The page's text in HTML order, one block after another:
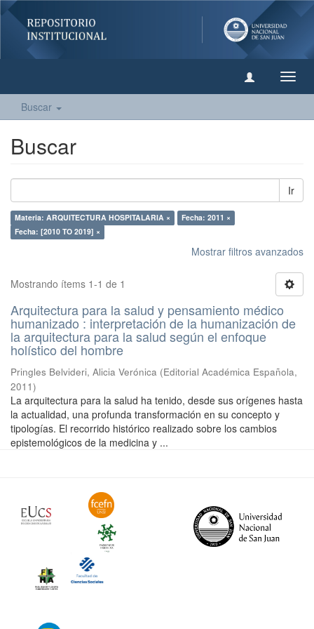
Buscar
Buscar
Ir
Materia: ARQUITECTURA HOSPITALARIA ×
Fecha: 2011 ×
Fecha: [2010 TO 2019] ×
Mostrar filtros avanzados
Mostrando ítems 1-1 de 1
Arquitectura para la salud y pensamiento médico
humanizado : interpretación de la humanización de
la arquitectura para la salud según el enfoque
holístico del hombre
Pringles Belvideri, Alicia Verónica (Editorial Académica Española,
2011)
La arquitectura para la salud ha tenido, desde sus orígenes hasta
la actualidad, una profunda transformación en su concepto y
tipologías. El recorrido histórico realizado sobre los cambios
epistemológicos de la medicina y ...